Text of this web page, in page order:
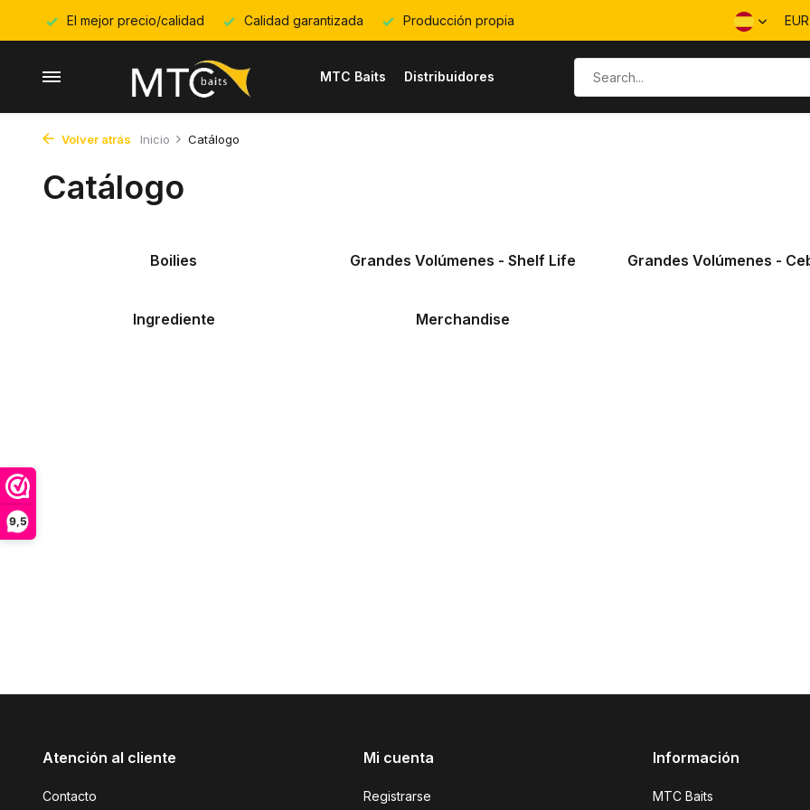
9,5
El mejor precio/calidad Calidad garantizada Producción propia EUR
MTC Baits Distribuidores
Volver atrás Inicio Catálogo
Catálogo
Boilies Grandes Volúmenes - Shelf Life Grandes Volúmenes -
Ingrediente Merchandise
Atención al cliente
Contacto
Mi cuenta
Registrarse
Información
MTC Baits